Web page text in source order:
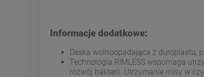
Informacje dodatkowe:
Deska wolnoopadająca z duroplastu,
Technologia RIMLESS wspomaga
rozwój bakterii. Utrzymanie misy w